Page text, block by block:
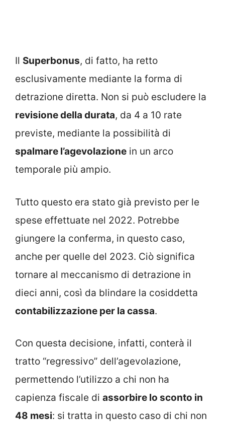
Il Superbonus, di fatto, ha retto
esclusivamente mediante la forma di
detrazione diretta. Non si può escludere la
revisione della durata, da 4 a 10 rate
previste, mediante la possibilità di
spalmare l’agevolazione in un arco
temporale più ampio.
Tutto questo era stato già previsto per le
spese effettuate nel 2022. Potrebbe
giungere la conferma, in questo caso,
anche per quelle del 2023. Ciò significa
tornare al meccanismo di detrazione in
dieci anni, così da blindare la cosiddetta
contabilizzazione per la cassa.
Con questa decisione, infatti, conterà il
tratto “regressivo” dell’agevolazione,
permettendo l’utilizzo a chi non ha
capienza fiscale di assorbire lo sconto in
48 mesi: si tratta in questo caso di chi non